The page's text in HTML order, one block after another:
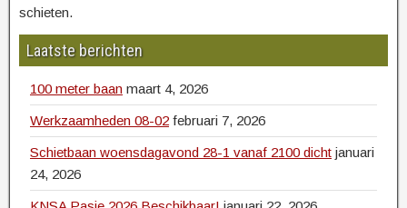
schieten.
Laatste berichten
100 meter baan maart 4, 2026
Werkzaamheden 08-02 februari 7, 2026
Schietbaan woensdagavond 28-1 vanaf 2100 dicht januari
24, 2026